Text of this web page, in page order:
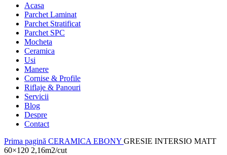
Acasa
Parchet Laminat
Parchet Stratificat
Parchet SPC
Mocheta
Ceramica
Usi
Manere
Cornise & Profile
Riflaje & Panouri
Servicii
Blog
Despre
Contact
Prima pagină CERAMICA EBONY GRESIE INTERSIO MATT
60×120 2,16m2/cut